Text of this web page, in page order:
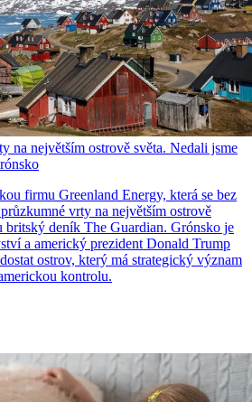
na největším ostrově světa. Nedali jsme
firmu Greenland Energy, která se bez
vrty na největším ostrově
britský deník The Guardian. Grónsko je
a americký prezident Donald Trump
ostrov, který má strategický význam
kontrolu.